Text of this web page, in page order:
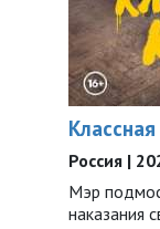
Россия |
Мэр
наказания